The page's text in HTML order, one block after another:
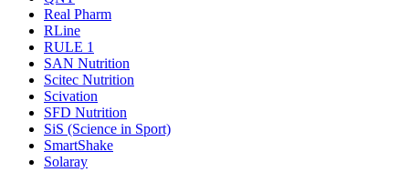
Real Pharm
RLine
RULE 1
SAN Nutrition
Scitec Nutrition
Scivation
SFD Nutrition
SiS (Science in Sport)
SmartShake
Solaray